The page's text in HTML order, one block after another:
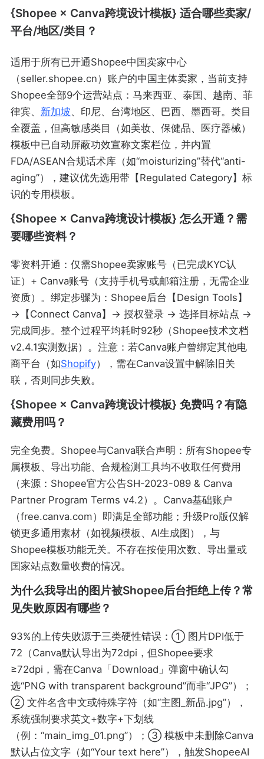
{Shopee × Canva跨境设计模板} 适合哪些卖家/
平台/地区/类目？
适用于所有已开通Shopee中国卖家中心
（seller.shopee.cn）账户的中国主体卖家，当前支持
Shopee全部9个运营站点：马来西亚、泰国、越南、菲
律宾、 新加坡、印尼、台湾地区、巴西、墨西哥。类目
全覆盖，但高敏感类目（如美妆、保健品、医疗器械）
模板中已自动屏蔽功效宣称文案栏位，并内置
FDA/ASEAN合规话术库（如“moisturizing”替代“anti-
aging”），建议优先选用带【Regulated Category】标
识的专用模板。
{Shopee × Canva跨境设计模板} 怎么开通？需
要哪些资料？
零资料开通：仅需Shopee卖家账号（已完成KYC认
证）+ Canva账号（支持手机号或邮箱注册，无需企业
资质）。绑定步骤为：Shopee后台【Design Tools】
→【Connect Canva】→ 授权登录 → 选择目标站点 →
完成同步。整个过程平均耗时92秒（Shopee技术文档
v2.4.1实测数据）。注意：若Canva账户曾绑定其他电
商平台（如Shopify），需在Canva设置中解除旧关
联，否则同步失败。
{Shopee × Canva跨境设计模板} 免费吗？有隐
藏费用吗？
完全免费。Shopee与Canva联合声明：所有Shopee专
属模板、导出功能、合规检测工具均不收取任何费用
（来源：Shopee官方公告SH-2023-089 & Canva
Partner Program Terms v4.2）。Canva基础账户
（free.canva.com）即满足全部功能；升级Pro版仅解
锁更多通用素材（如视频模板、AI生成图），与
Shopee模板功能无关。不存在按使用次数、导出量或
国家站点数量收费的情况。
为什么我导出的图片被Shopee后台拒绝上传？常
见失败原因有哪些？
93%的上传失败源于三类硬性错误：① 图片DPI低于
72（Canva默认导出为72dpi，但Shopee要求
≥72dpi，需在Canva「Download」弹窗中确认勾
选“PNG with transparent background”而非“JPG”）；
② 文件名含中文或特殊字符（如“主图_新品.jpg”），
系统强制要求英文+数字+下划线
（例：“main_img_01.png”）；③ 模板中未删除Canva
默认占位文字（如“Your text here”），触发ShopeeAI